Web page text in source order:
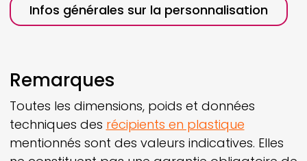
Infos générales sur la personnalisation
Remarques
Toutes les dimensions, poids et données
techniques des récipients en plastique
mentionnés sont des valeurs indicatives. Elles